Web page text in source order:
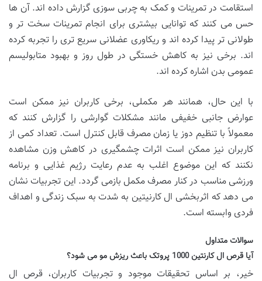
استقامت در تمرینات و کمک به چربی سوزی گزارش داده اند. آن ها
حس می کنند که توانایی بیشتری برای انجام تمرینات سخت تر و
طولانی تر پیدا کرده اند و ریکاوری عضلانی سریع تری را تجربه کرده
اند. برخی نیز به کاهش خستگی در طول روز و بهبود متابولیسم
عمومی بدن اشاره کرده اند.
با این حال، همانند هر مکملی، برخی کاربران نیز ممکن است
عوارض جانبی خفیفی مانند مشکلات گوارشی را گزارش کنند که
معمولاً با تنظیم دوز یا زمان مصرف قابل کنترل است. تعداد کمی از
کاربران نیز ممکن است اثرات چشمگیری در کاهش وزن مشاهده
نکنند که این موضوع اغلب به عدم رعایت رژیم غذایی و برنامه
ورزشی مناسب در کنار مصرف مکمل بازمی گردد. این تجربیات نشان
می دهد که اثربخشی ال کارنیتین به شدت به سبک زندگی و اهداف
فردی وابسته است.
سوالات متداول
آیا قرص ال کارنتین 1000 پروتک باعث ریزش مو می شود؟
خیر، بر اساس تحقیقات موجود و تجربیات کاربران، قرص ال